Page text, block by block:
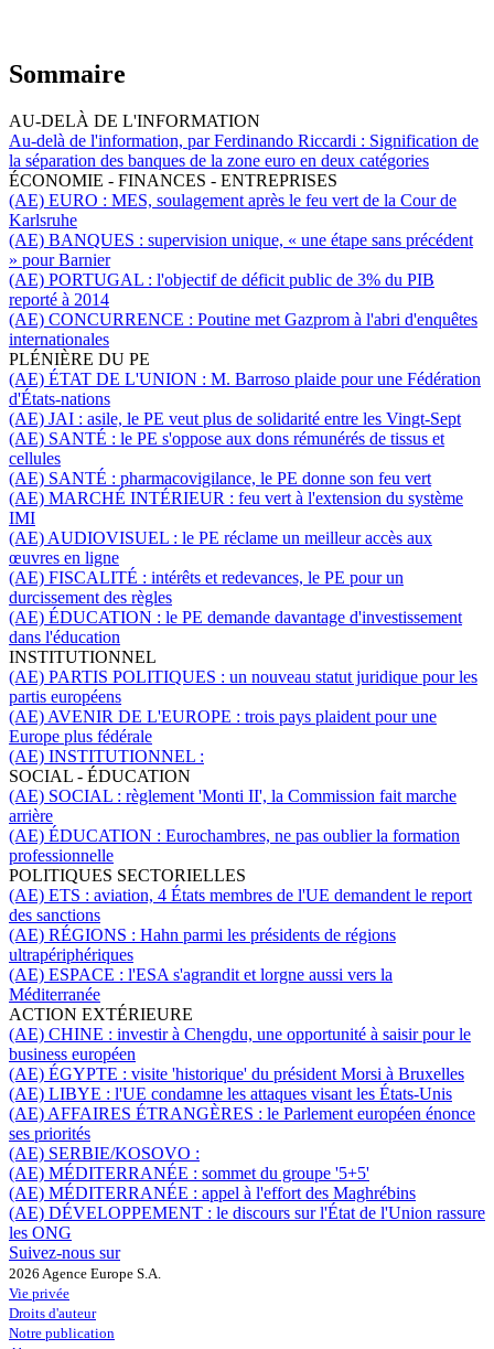
Sommaire
AU-DELÀ DE L'INFORMATION
Au-delà de l'information, par Ferdinando Riccardi : Signification de
la séparation des banques de la zone euro en deux catégories
ÉCONOMIE - FINANCES - ENTREPRISES
(AE) EURO : MES, soulagement après le feu vert de la Cour de
Karlsruhe
(AE) BANQUES : supervision unique, « une étape sans précédent
» pour Barnier
(AE) PORTUGAL : l'objectif de déficit public de 3% du PIB
reporté à 2014
(AE) CONCURRENCE : Poutine met Gazprom à l'abri d'enquêtes
internationales
PLÉNIÈRE DU PE
(AE) ÉTAT DE L'UNION : M. Barroso plaide pour une Fédération
d'États-nations
(AE) JAI : asile, le PE veut plus de solidarité entre les Vingt-Sept
(AE) SANTÉ : le PE s'oppose aux dons rémunérés de tissus et
cellules
(AE) SANTÉ : pharmacovigilance, le PE donne son feu vert
(AE) MARCHÉ INTÉRIEUR : feu vert à l'extension du système
IMI
(AE) AUDIOVISUEL : le PE réclame un meilleur accès aux
œuvres en ligne
(AE) FISCALITÉ : intérêts et redevances, le PE pour un
durcissement des règles
(AE) ÉDUCATION : le PE demande davantage d'investissement
dans l'éducation
INSTITUTIONNEL
(AE) PARTIS POLITIQUES : un nouveau statut juridique pour les
partis européens
(AE) AVENIR DE L'EUROPE : trois pays plaident pour une
Europe plus fédérale
(AE) INSTITUTIONNEL :
SOCIAL - ÉDUCATION
(AE) SOCIAL : règlement 'Monti II', la Commission fait marche
arrière
(AE) ÉDUCATION : Eurochambres, ne pas oublier la formation
professionnelle
POLITIQUES SECTORIELLES
(AE) ETS : aviation, 4 États membres de l'UE demandent le report
des sanctions
(AE) RÉGIONS : Hahn parmi les présidents de régions
ultrapériphériques
(AE) ESPACE : l'ESA s'agrandit et lorgne aussi vers la
Méditerranée
ACTION EXTÉRIEURE
(AE) CHINE : investir à Chengdu, une opportunité à saisir pour le
business européen
(AE) ÉGYPTE : visite 'historique' du président Morsi à Bruxelles
(AE) LIBYE : l'UE condamne les attaques visant les États-Unis
(AE) AFFAIRES ÉTRANGÈRES : le Parlement européen énonce
ses priorités
(AE) SERBIE/KOSOVO :
(AE) MÉDITERRANÉE : sommet du groupe '5+5'
(AE) MÉDITERRANÉE : appel à l'effort des Maghrébins
(AE) DÉVELOPPEMENT : le discours sur l'État de l'Union rassure
les ONG
Suivez-nous sur
2026 Agence Europe S.A.
Vie privée
Droits d'auteur
Notre publication